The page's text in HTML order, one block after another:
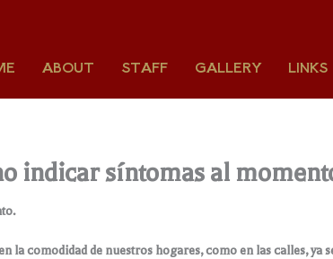
ABOUT STAFF GALLERY LINKS
indicar síntomas al
la comodidad de nuestros hogares, como en las calles, ya